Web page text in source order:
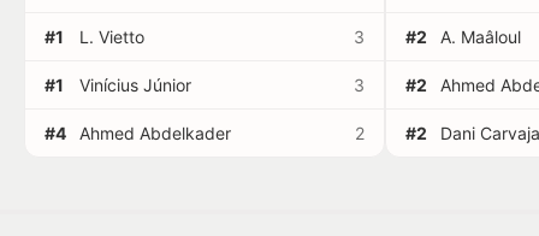
#1 L. Vietto 3
#1 Vinícius Júnior 3
#4 Ahmed Abdelkader 2
#2 A. Maâloul
#2 Ahmed
#2 Dani